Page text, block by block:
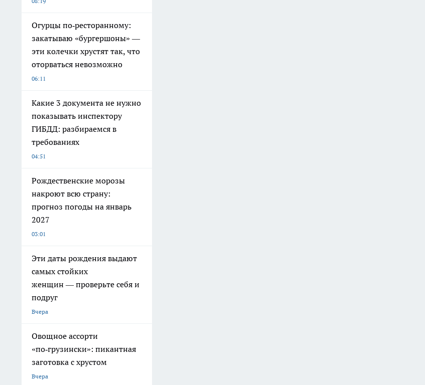
Огурцы по‑ресторанному:
закатываю «бургершоны» —
эти колечки хрустят так, что
оторваться невозможно
06:11
Какие 3 документа не нужно
показывать инспектору
ГИБДД: разбираемся в
требованиях
04:51
Рождественские морозы
накроют всю страну:
прогноз погоды на январь
2027
03:01
Эти даты рождения выдают
самых стойких
женщин — проверьте себя и
подруг
Вчера
Овощное ассорти
«по‑грузински»: пикантная
заготовка с хрустом
Вчера